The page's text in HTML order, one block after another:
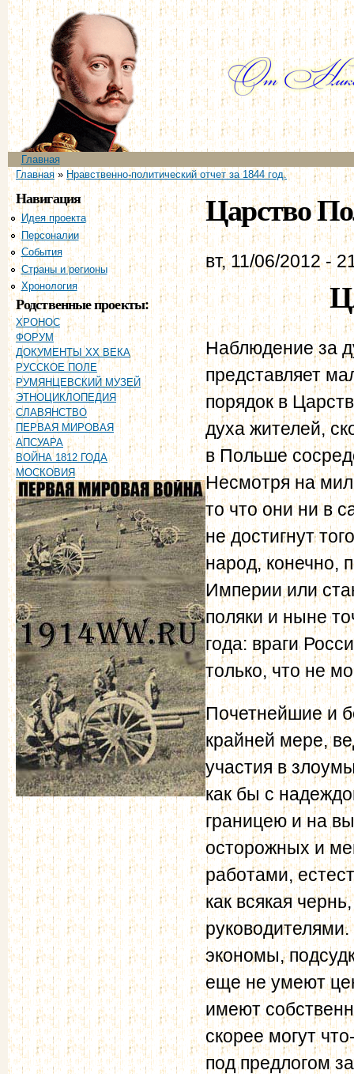
Главное меню
Главная
Вы здесь
Главная» Нравственно-политический отчет за 1844 год.
Навигация
Идея проекта
Персоналии
События
Страны и регионы
Хронология
Родственные проекты:
ХРОНОС
ФОРУМ
ДОКУМЕНТЫ XX ВЕКА
РУССКОЕ ПОЛЕ
РУМЯНЦЕВСКИЙ МУЗЕЙ
ЭТНОЦИКЛОПЕДИЯ
СЛАВЯНСТВО
ПЕРВАЯ МИРОВАЯ
АПСУАРА
ВОЙНА 1812 ГОДА
МОСКОВИЯ
Царство
вт, 11/06/2012 -
Наблюдение за
представляет
порядок в
духа жителей,
в Польше
Несмотря на
то что они ни в
не достигнут
народ, конечно,
Империи или
поляки и ныне
года: враги
только, что не
Почетнейшие и
крайней мере,
участия в
как бы с
границею и на
осторожных и
работами,
как всякая
экономы,
еще не умеют
имеют
скорее могут
под предлогом